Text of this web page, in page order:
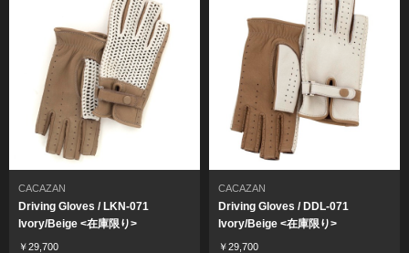
CACAZAN
Driving Gloves / LKN-071
Ivory/Beige <在庫限り>
￥29,700
CACAZAN
Driving Gloves / DDL-071
Ivory/Beige <在庫限り>
￥29,700